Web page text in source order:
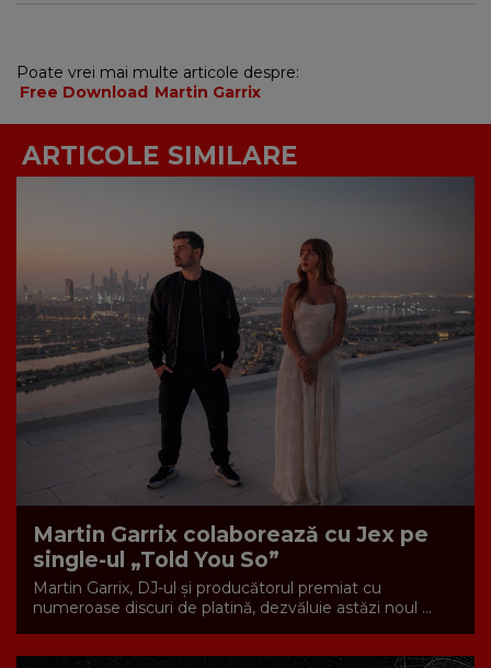
Poate vrei mai multe articole despre:
Free Download Martin Garrix
ARTICOLE SIMILARE
Martin Garrix colaborează cu Jex pe
single-ul „Told You So”
Martin Garrix, DJ-ul și producătorul premiat cu
numeroase discuri de platină, dezvăluie astăzi noul ...